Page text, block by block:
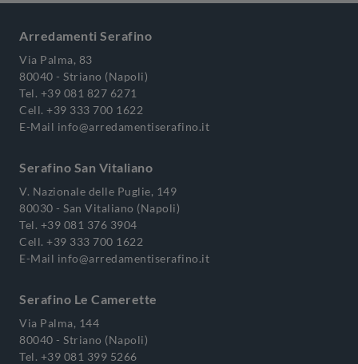
Arredamenti Serafino
Via Palma, 83
80040 - Striano (Napoli)
Tel. +39 081 827 6271
Cell. +39 333 700 1622
E-Mail info@arredamentiserafino.it
Serafino San Vitaliano
V. Nazionale delle Puglie, 149
80030 - San Vitaliano (Napoli)
Tel. +39 081 376 3904
Cell. +39 333 700 1622
E-Mail info@arredamentiserafino.it
Serafino Le Camerette
Via Palma, 144
80040 - Striano (Napoli)
Tel. +39 081 399 5266